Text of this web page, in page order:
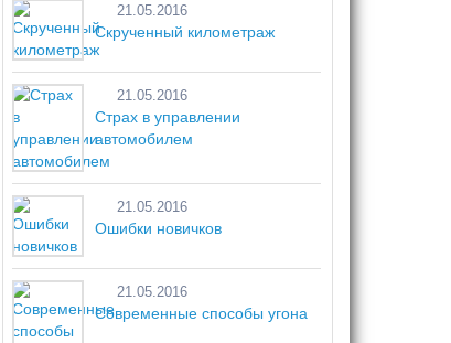
21.05.2016
Скрученный километраж
21.05.2016
Страх в управлении
автомобилем
21.05.2016
Ошибки новичков
21.05.2016
Современные способы угона